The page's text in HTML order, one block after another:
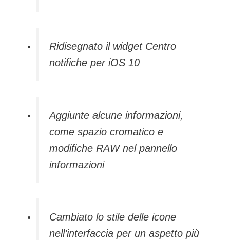
Ridisegnato il widget Centro
notifiche per iOS 10
Aggiunte alcune informazioni,
come spazio cromatico e
modifiche RAW nel pannello
informazioni
Cambiato lo stile delle icone
nell’interfaccia per un aspetto più